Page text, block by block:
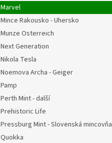
Marvel
Mince Rakousko - Uhersko
Munze Osterreich
Next Generation
Nikola Tesla
Noemova Archa - Geiger
Pamp
Perth Mint - další
Prehistoric Life
Pressburg Mint - Slovenská mincovňa
Quokka